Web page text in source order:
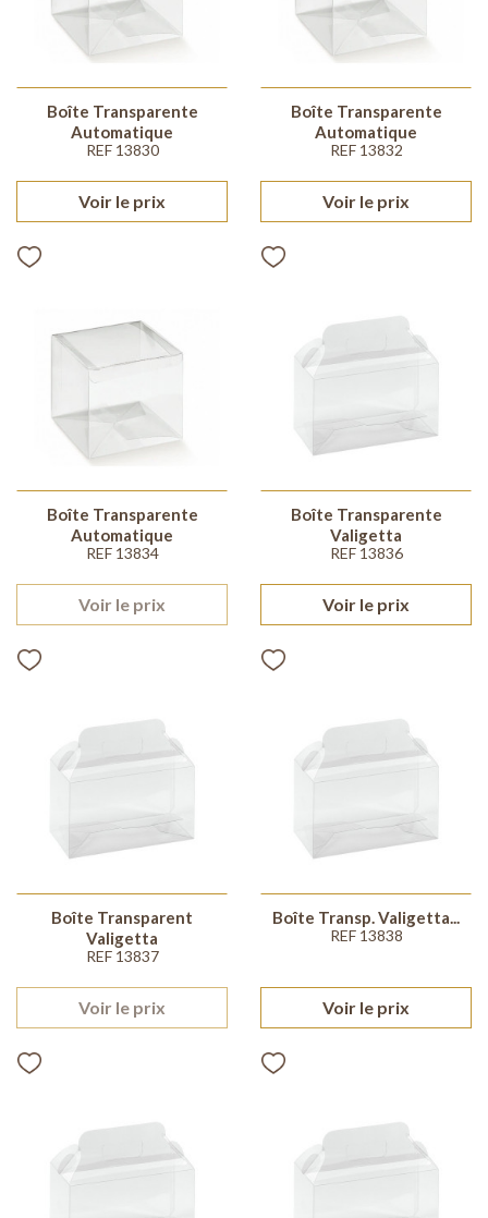
Boîte Transparente
Automatique
REF 13830
Voir le prix
Boîte Transparente
Automatique
REF 13832
Voir le prix
Boîte Transparente
Automatique
REF 13834
Voir le prix
Boîte Transparente
Valigetta
REF 13836
Voir le prix
Boîte Transparent
Valigetta
REF 13837
Voir le prix
Boîte Transp. Valigetta...
REF 13838
Voir le prix